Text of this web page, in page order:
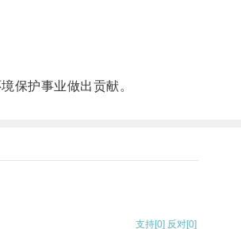
保护事业做出贡献。
支持[0] 反对[0]